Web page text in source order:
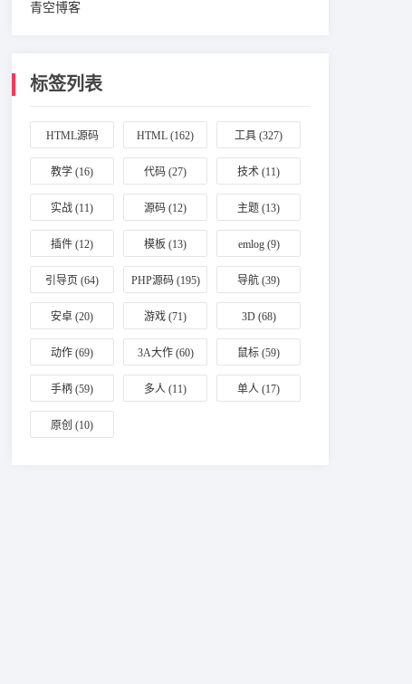
青空博客
标签列表
HTML源码
(164)
HTML (162) 工具 (327)
教学 (16) 代码 (27) 技术 (11)
实战 (11) 源码 (12) 主题 (13)
插件 (12) 模板 (13) emlog(9)
引导页 (64) PHP源码(195) 导航 (39)
安卓 (20) 游戏 (71) 3D(68)
动作 (69) 3A大作(60) 鼠标 (59)
手柄 (59) 多人 (11) 单人 (17)
原创 (10)